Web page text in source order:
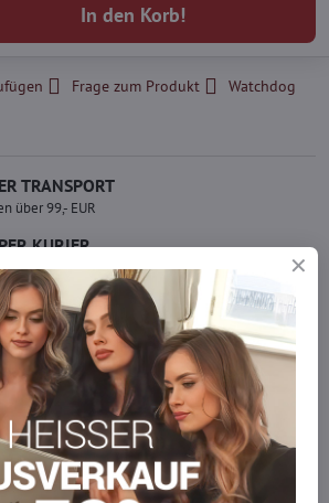
In den Korb!
Frage zum Produkt
Watchdog
TRANSPORT
über 99,- EUR
KURIER
nach Hause.
Zahlungen
Teil von everlady
von everlady und genießen Sie einen5 %
bei jedem Einkauf.
automatisch im Warenkorb angewendet.